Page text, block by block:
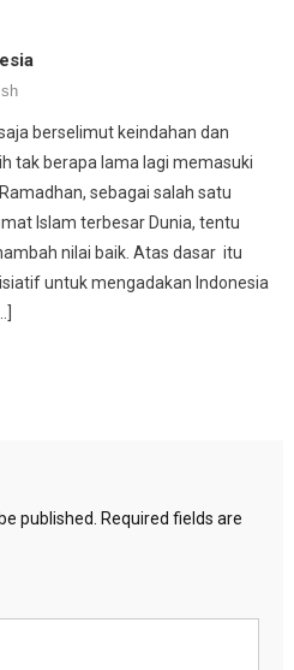
berselimut keindahan dan
tak berapa lama lagi memasuki
sebagai salah satu
Islam terbesar Dunia, tentu
nilai baik. Atas dasar itu
untuk mengadakan Indonesia
published.
Required fields are